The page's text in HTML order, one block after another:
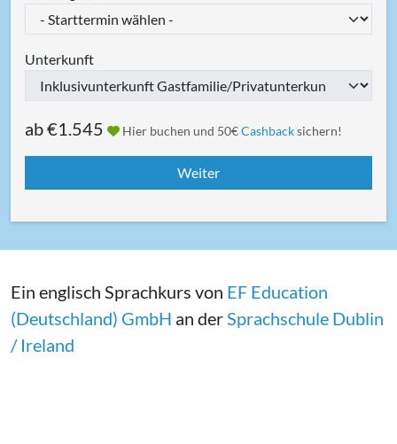
Unterkunft
ab€1.545 Hier buchen und 50€Cashbacksichern!
Ein englisch Sprachkurs von EF Education
(Deutschland) GmbH an der Sprachschule Dublin
/ Ireland